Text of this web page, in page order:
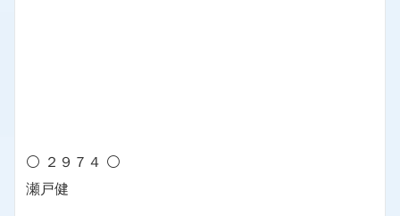
⚪ ２９７４ ⚪
瀬戸健